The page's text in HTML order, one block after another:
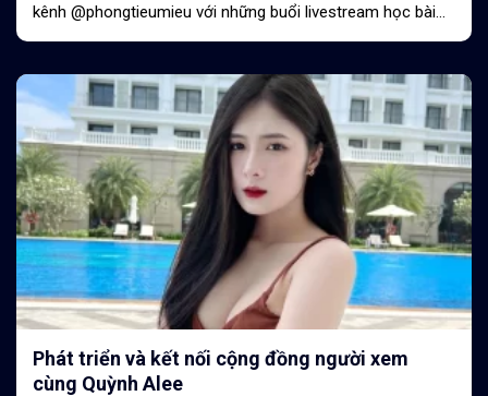
kênh @phongtieumieu với những buổi livestream học bài
cùng người xem trên TikTok LIVE. Đến với LIVE của Minh
Phát triển và kết nối cộng đồng người xem
cùng Quỳnh Alee